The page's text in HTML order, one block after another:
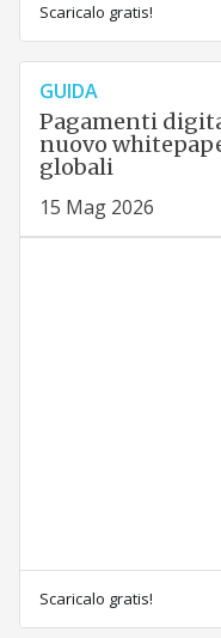
Scaricalo gratis!
GUIDA
Pagamenti
nuovo
globali
15 Mag 2026
Scaricalo gratis!